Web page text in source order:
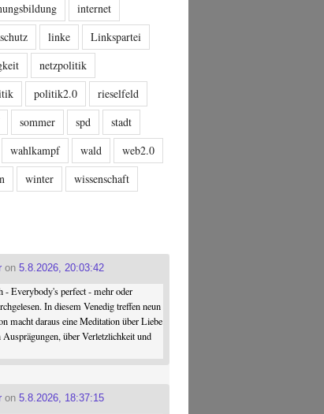
internet
linke
Linkspartei
netzpolitik
politik2.0
rieselfeld
sommer spd
stadt
wahlkampf wald
web2.0
winter wissenschaft
on5.8.2026, 20:03:42
- Everybody's perfect - mehr oder
In diesem Venedig treffen neun
macht daraus eine Meditation über Liebe
über Verletzlichkeit und
on5.8.2026, 18:37:15